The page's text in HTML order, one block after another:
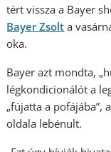
tért vissza a Bayer
Bayer Zsolt a
oka.
Bayer azt mondta,
légkondicionálót a
„fújatta a pofájába”,
oldala lebénult.